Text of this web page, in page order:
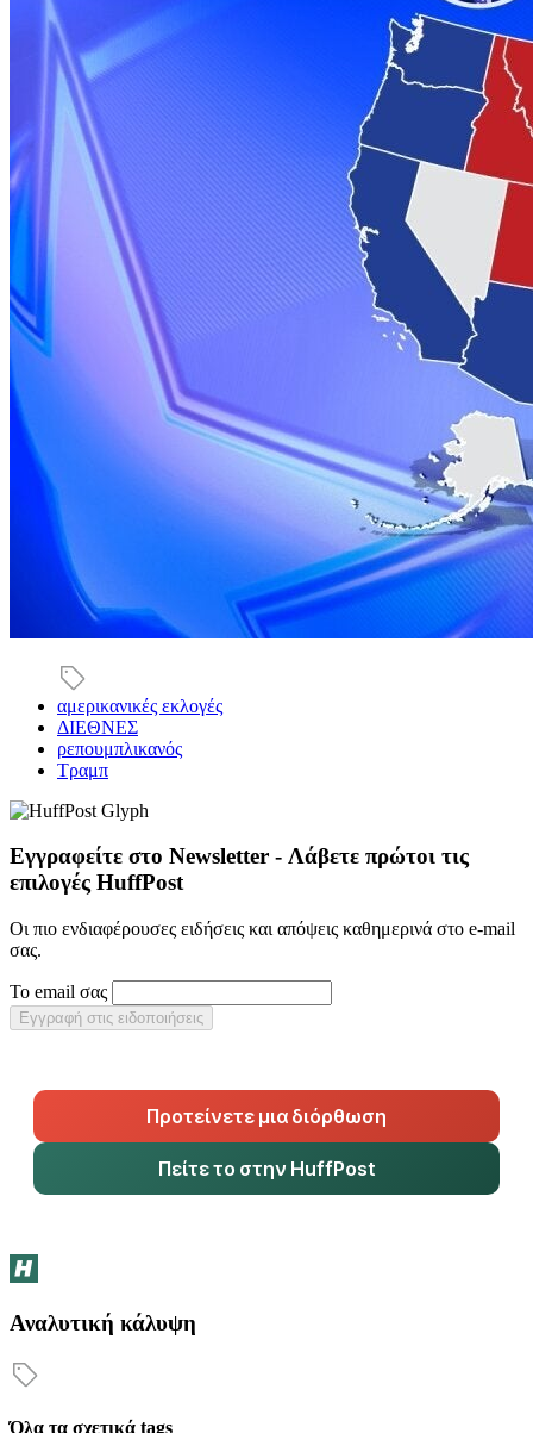
αμερικανικές εκλογές
ΔΙΕΘΝΕΣ
ρεπουμπλικανός
Τραμπ
Εγγραφείτε στο Newsletter - Λάβετε πρώτοι τις
επιλογές HuffPost
Οι πιο ενδιαφέρουσες ειδήσεις και απόψεις καθημερινά στο e-mail
σας.
Το email σας
Εγγραφή στις ειδοποιήσεις
Προτείνετε μια διόρθωση
Πείτε το στην HuffPost
Αναλυτική κάλυψη
Όλα τα σχετικά tags